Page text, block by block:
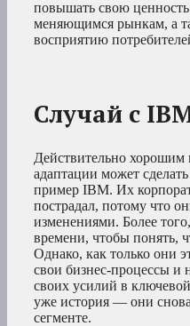
повышать свою
меняющимся рынкам, а
восприятию
Случай с
Действительно хорошим
адаптации может
пример IBM. Их
пострадал, потому что
изменениями. Более
времени, чтобы понять,
Однако, как только они
свои бизнес-процессы и
своих усилий в
уже история — они
сегменте.